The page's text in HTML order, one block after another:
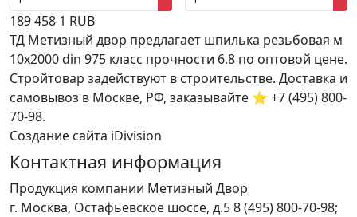
189458 1 RUB
ТД Метизный двор предлагает шпилька резьбовая м
10x2000 din 975 класс прочности 6.8 по оптовой цене.
Стройтовар задействуют в строительстве. Доставка и
самовывоз в Москве, РФ, заказывайте ⭐ +7 (495) 800-
70-98.
Создание сайта iDivision
Контактная информация
Продукция компании Метизный Двор
г. Москва, Остафьевское шоссе, д.58 (495) 800-70-98;